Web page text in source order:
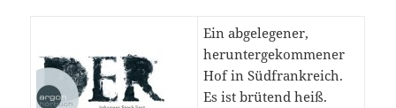
Ein abgelegener,
heruntergekommener
Hof in Südfrankreich.
Es ist brütend heiß.